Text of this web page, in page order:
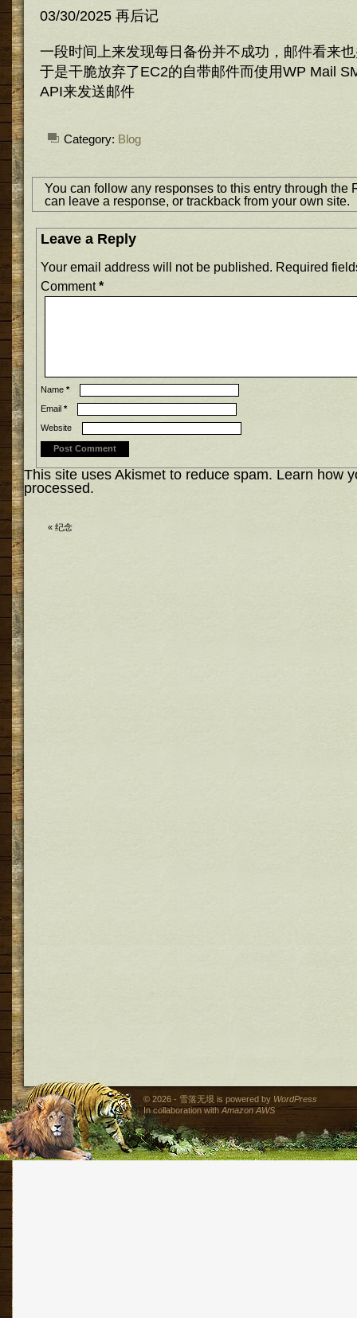
03/30/2025 再后记
一段时间上来发现每日备份并不成功，邮件看来
于是干脆放弃了EC2的自带邮件而使用WP Mail
API来发送邮件
Category: Blog
You can follow any responses to this entry through the
can leave a response, or trackback from your own site.
Leave a Reply
Your email address will not be published. Required
Comment*
Name *
Email *
Website
This site uses Akismet to reduce spam. Learn how
processed.
« 纪念
© 2026 - 雪落无垠 is powered by WordPress
In collaboration withAmazon AWS